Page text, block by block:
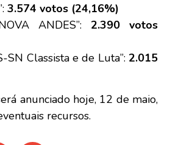
3.574 votos (24,16%)
ANDES”: 2.390 votos
SN Classista e de Luta”: 2.015
anunciado hoje, 12 de maio,
recursos.